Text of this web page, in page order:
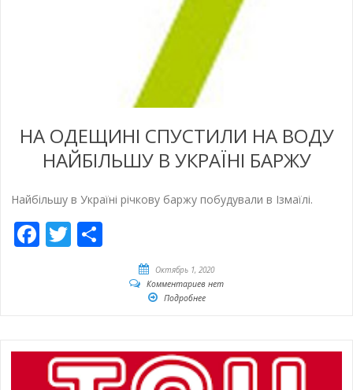
НА ОДЕЩИНІ СПУСТИЛИ НА ВОДУ
НАЙБІЛЬШУ В УКРАЇНІ БАРЖУ
Найбільшу в Україні річкову баржу побудували в Ізмаїлі.
Facebook
Twitter
Октябрь 1, 2020
Комментариев нет
Подробнее